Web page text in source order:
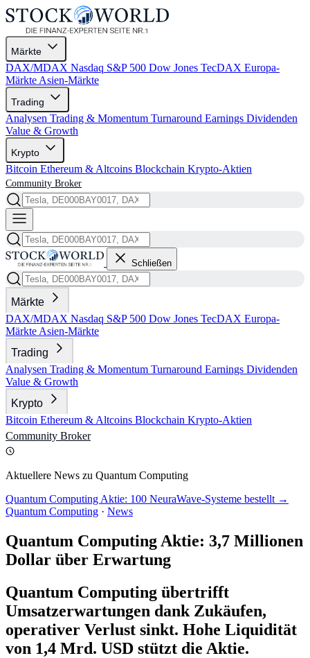
Märkte
DAX/MDAX Nasdaq S&P 500 Dow Jones TecDAX Europa-
Märkte Asien-Märkte
Trading
Analysen Trading & Momentum Turnaround Earnings Dividenden
Value & Growth
Krypto
Bitcoin Ethereum & Altcoins Blockchain Krypto-Aktien
Community Broker
Schließen
Märkte
DAX/MDAX Nasdaq S&P 500 Dow Jones TecDAX Europa-
Märkte Asien-Märkte
Trading
Analysen Trading & Momentum Turnaround Earnings Dividenden
Value & Growth
Krypto
Bitcoin Ethereum & Altcoins Blockchain Krypto-Aktien
Community Broker
Aktuellere News zu Quantum Computing
Quantum Computing Aktie: 100 NeuraWave-Systeme bestellt →
Quantum Computing · News
Quantum Computing Aktie: 3,7 Millionen
Dollar über Erwartung
Quantum Computing übertrifft
Umsatzerwartungen dank Zukäufen,
operativer Verlust sinkt. Hohe Liquidität
von 1,4 Mrd. USD stützt die Aktie.